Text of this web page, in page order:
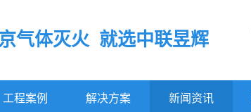
气体灭火 就选中联昱辉
工程案例 解决方案 新闻资讯